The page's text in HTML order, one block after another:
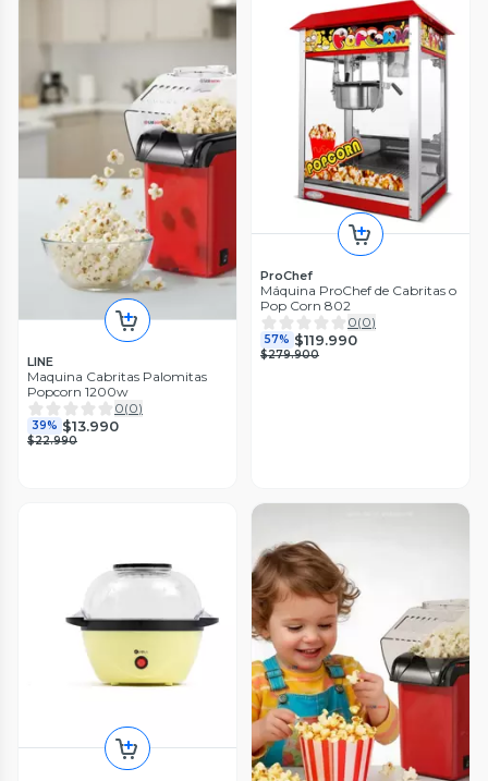
LINE
Maquina Cabritas Palomitas
Popcorn 1200w
0(0)
39% $13.990
$22.990
ProChef
Máquina ProChef de Cabritas o
Pop Corn 802
0(0)
57% $119.990
$279.900